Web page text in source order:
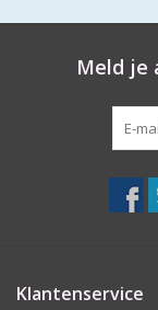
Meld je
Klantenservice